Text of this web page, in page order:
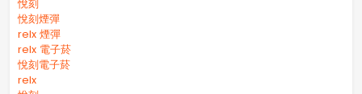
悅刻
悅刻煙彈
relx 煙彈
relx 電子菸
悅刻電子菸
relx